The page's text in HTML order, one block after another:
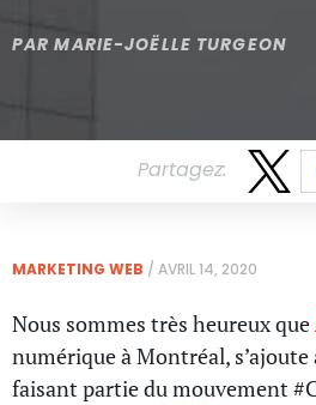
PARMARIE-JOËLLE TURGEON
Partagez:
MARKETING WEB / AVRIL 14, 2020
Nous sommes très heureux que
numérique à Montréal, s’ajoute
faisant partie du mouvement